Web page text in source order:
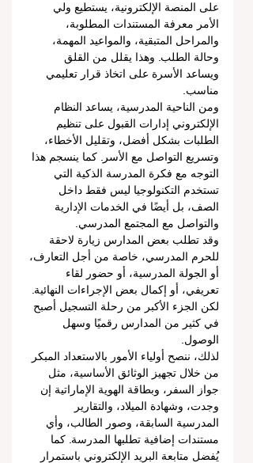
على المنصة الإلكترونية، يستطيع ولي
الأمر معرفة المستندات المطلوبة،
والمراحل المتبقية، والمواعيد المهمة،
وحالة الطلب. وهذا يقلل من القلق
ويساعد الأسرة على اتخاذ قرار تعليمي
مناسب.
ومن الناحية المدرسية، يساعد النظام
الإلكتروني إدارات القبول على تنظيم
الطلبات بشكل أفضل، وتقليل الأخطاء،
وتسريع التواصل مع الأسر. كما ينسجم هذا
التوجه مع فكرة المدرسة الذكية التي
تستخدم التكنولوجيا ليس فقط داخل
الصف، بل أيضًا في الخدمات الإدارية
والتواصل مع المجتمع المدرسي.
وقد تطلب بعض المدارس زيارة لاحقة
للحرم المدرسي، خاصة من أجل التعارف،
أو الجولة المدرسية، أو حضور لقاء
تعريفي، أو إكمال بعض الإجراءات النهائية.
لكن الجزء الأكبر من رحلة التسجيل أصبح
في كثير من المدارس رقميًا وسهل
الوصول.
لذلك، ننصح أولياء الأمور بالاستعداد المبكر
من خلال تجهيز الوثائق الأساسية، مثل
جواز السفر، وبطاقة الهوية الإماراتية إن
وجدت، وشهادة الميلاد، والتقارير
المدرسية السابقة، وصور الطالب، وأي
مستندات إضافية تطلبها المدرسة. كما
يُفضل متابعة البريد الإلكتروني باستمرار